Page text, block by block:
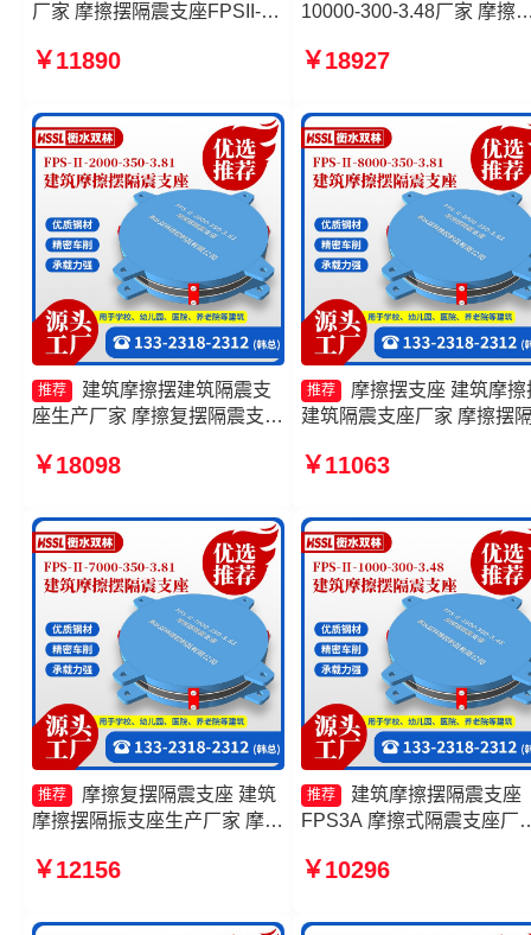
厂家 摩擦摆隔震支座FPSII-
球形支座 摩擦摆隔震支座
￥11890
10000-300-3.48厂家 摩擦
隔振支座生产厂家 摩擦摆
家
￥18927
推荐
建筑摩擦摆建筑隔震支
座生产厂家 摩擦复摆隔震支座
源头工厂
￥18098
推荐
摩擦摆支座 建筑摩擦
建筑隔震支座厂家 摩擦摆
头工厂 摩擦摆球型减隔震
￥11063
推荐
摩擦复摆隔震支座 建筑
摩擦摆隔振支座生产厂家 摩擦
3.48厂家 摩擦摆式减震支座源
￥12156
推荐
建筑摩擦摆隔震支座
FPS3A 摩擦式隔震支座厂
300-3.48源头工厂 建筑减
￥10296